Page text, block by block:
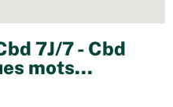
7J/7 - Cbd
mots...